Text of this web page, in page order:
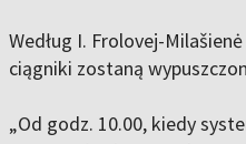
Według I. Frolovej-
ciągniki zostaną
„Od godz. 10.00, kiedy